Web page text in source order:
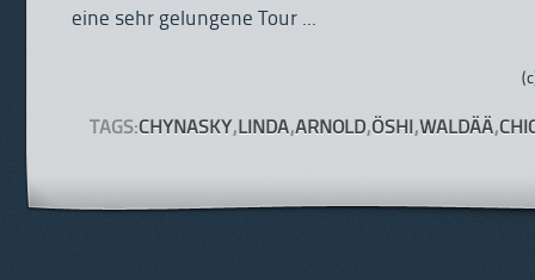
eine sehr gelungene Tour ...
TAGS:CHYNASKY, LINDA,ARNOLD,ÖSHI ,WALDÄÄ,